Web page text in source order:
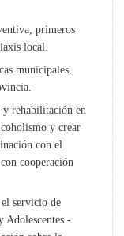
primeros
local.
municipales,
y rehabilitación en
y crear
con el
cooperación
servicio de
Adolescentes -